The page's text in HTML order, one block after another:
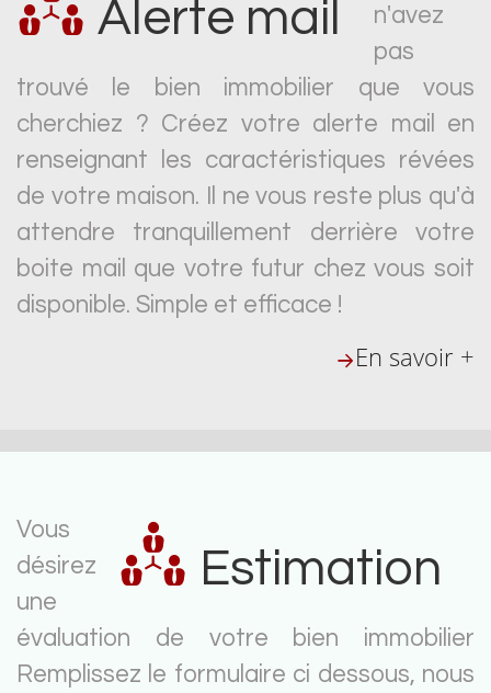
Alerte mail
n'avez
pas
trouvé le bien immobilier que vous
cherchiez ? Créez votre alerte mail en
renseignant les caractéristiques révées
de votre maison. Il ne vous reste plus qu'à
attendre tranquillement derrière votre
boite mail que votre futur chez vous soit
disponible. Simple et efficace !
En savoir +
Estimation
Vous
désirez
une
évaluation de votre bien immobilier
Remplissez le formulaire ci dessous, nous